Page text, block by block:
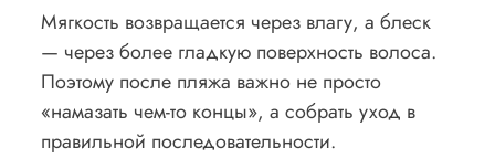
Мягкость возвращается через влагу, а блеск
— через более гладкую поверхность волоса.
Поэтому после пляжа важно не просто
«намазать чем-то концы», а собрать уход в
правильной последовательности.